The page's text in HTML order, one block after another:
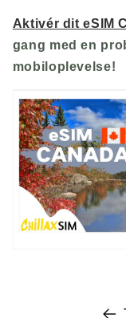
Aktivér dit eSIM
gang med en
mobiloplevelse!